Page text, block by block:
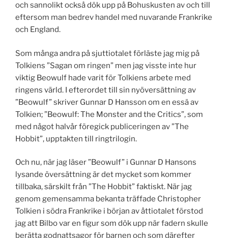
och sannolikt också dök upp på Bohuskusten av och till
eftersom man bedrev handel med nuvarande Frankrike
och England.
Som många andra på sjuttiotalet förläste jag mig på
Tolkiens ”Sagan om ringen” men jag visste inte hur
viktig Beowulf hade varit för Tolkiens arbete med
ringens värld. I efterordet till sin nyöversättning av
”Beowulf” skriver Gunnar D Hansson om en essä av
Tolkien; ”Beowulf: The Monster and the Critics”, som
med något halvår föregick publiceringen av ”The
Hobbit”, upptakten till ringtrilogin.
Och nu, när jag läser ”Beowulf” i Gunnar D Hansons
lysande översättning är det mycket som kommer
tillbaka, särskilt från ”The Hobbit” faktiskt. När jag
genom gemensamma bekanta träffade Christopher
Tolkien i södra Frankrike i början av åttiotalet förstod
jag att Bilbo var en figur som dök upp när fadern skulle
berätta godnattsagor för barnen och som därefter